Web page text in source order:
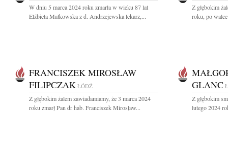
W dniu 5 marca 2024 roku zmarła w wieku 87 lat
Elżbieta Małkowska z d. Andrzejewska lekarz,...
Z głębokim
roku, po walce
FRANCISZEK MIROSŁAW
FILIPCZAK ŁÓDŹ
Z głębokim żalem zawiadamiamy, że 3 marca 2024
roku zmarł Pan dr hab. Franciszek Mirosław...
GLANC
Z głębokim
lutego 2024